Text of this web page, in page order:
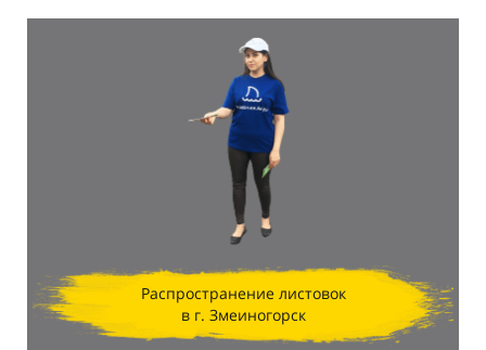
Распространение листовок
в г. Змеиногорск